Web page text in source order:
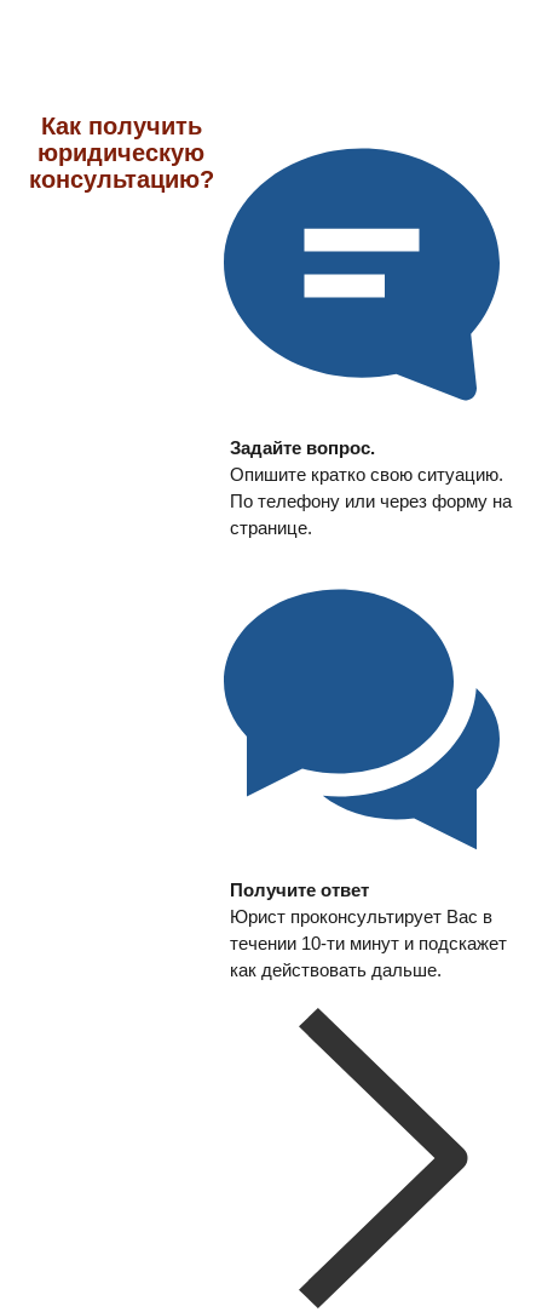
Как получить
юридическую
консультацию?
Задайте вопрос.
Опишите кратко свою ситуацию.
По телефону или через форму на
странице.
Получите ответ
Юрист проконсультирует Вас в
течении 10-ти минут и подскажет
как действовать дальше.